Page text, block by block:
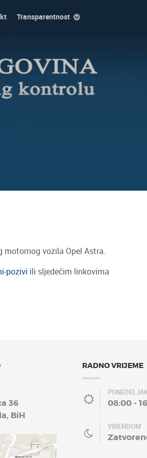
Transparentnost
vozila Opel Astra.
pozivi ili sljedećim linkovima
36
BiH
RADNO VRIJEME
08:00 -
VIKENDOM